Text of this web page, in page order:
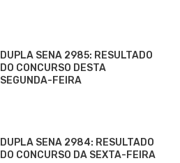
DUPLA SENA 2985: RESULTADO
DO CONCURSO DESTA
SEGUNDA-FEIRA
DUPLA SENA 2984: RESULTADO
DO CONCURSO DA SEXTA-FEIRA